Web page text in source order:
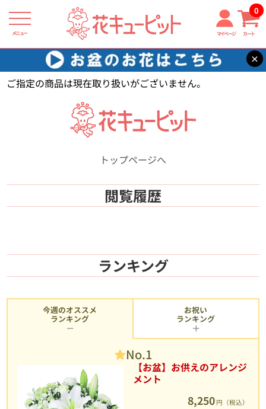
メニュー マイページ カート
0
×
花キューピット 【】
ご指定の商品は現在取り扱いがございません。
トップページへ
閲覧履歴
ランキング
今週のオススメ
ランキング
No.1
【お盆】お供えのアレンジ
メント
8,250 円（税込）
お祝い
ランキング